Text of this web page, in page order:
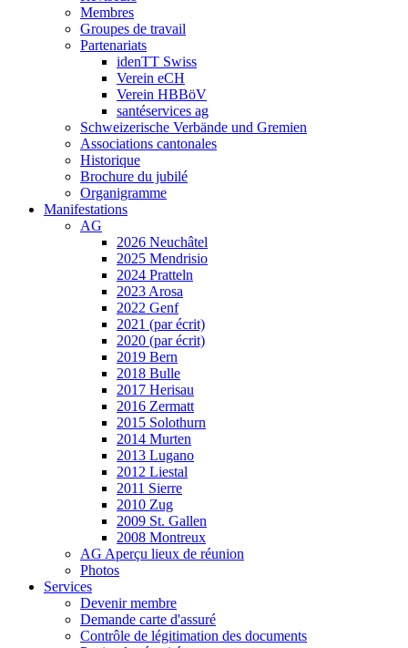
Membres
Groupes de travail
Partenariats
idenTT Swiss
Verein eCH
Verein HBBöV
santéservices ag
Schweizerische Verbände und Gremien
Associations cantonales
Historique
Brochure du jubilé
Organigramme
Manifestations
AG
2026 Neuchâtel
2025 Mendrisio
2024 Pratteln
2023 Arosa
2022 Genf
2021 (par écrit)
2020 (par écrit)
2019 Bern
2018 Bulle
2017 Herisau
2016 Zermatt
2015 Solothurn
2014 Murten
2013 Lugano
2012 Liestal
2011 Sierre
2010 Zug
2009 St. Gallen
2008 Montreux
AG Aperçu lieux de réunion
Photos
Services
Devenir membre
Demande carte d'assuré
Contrôle de légitimation des documents